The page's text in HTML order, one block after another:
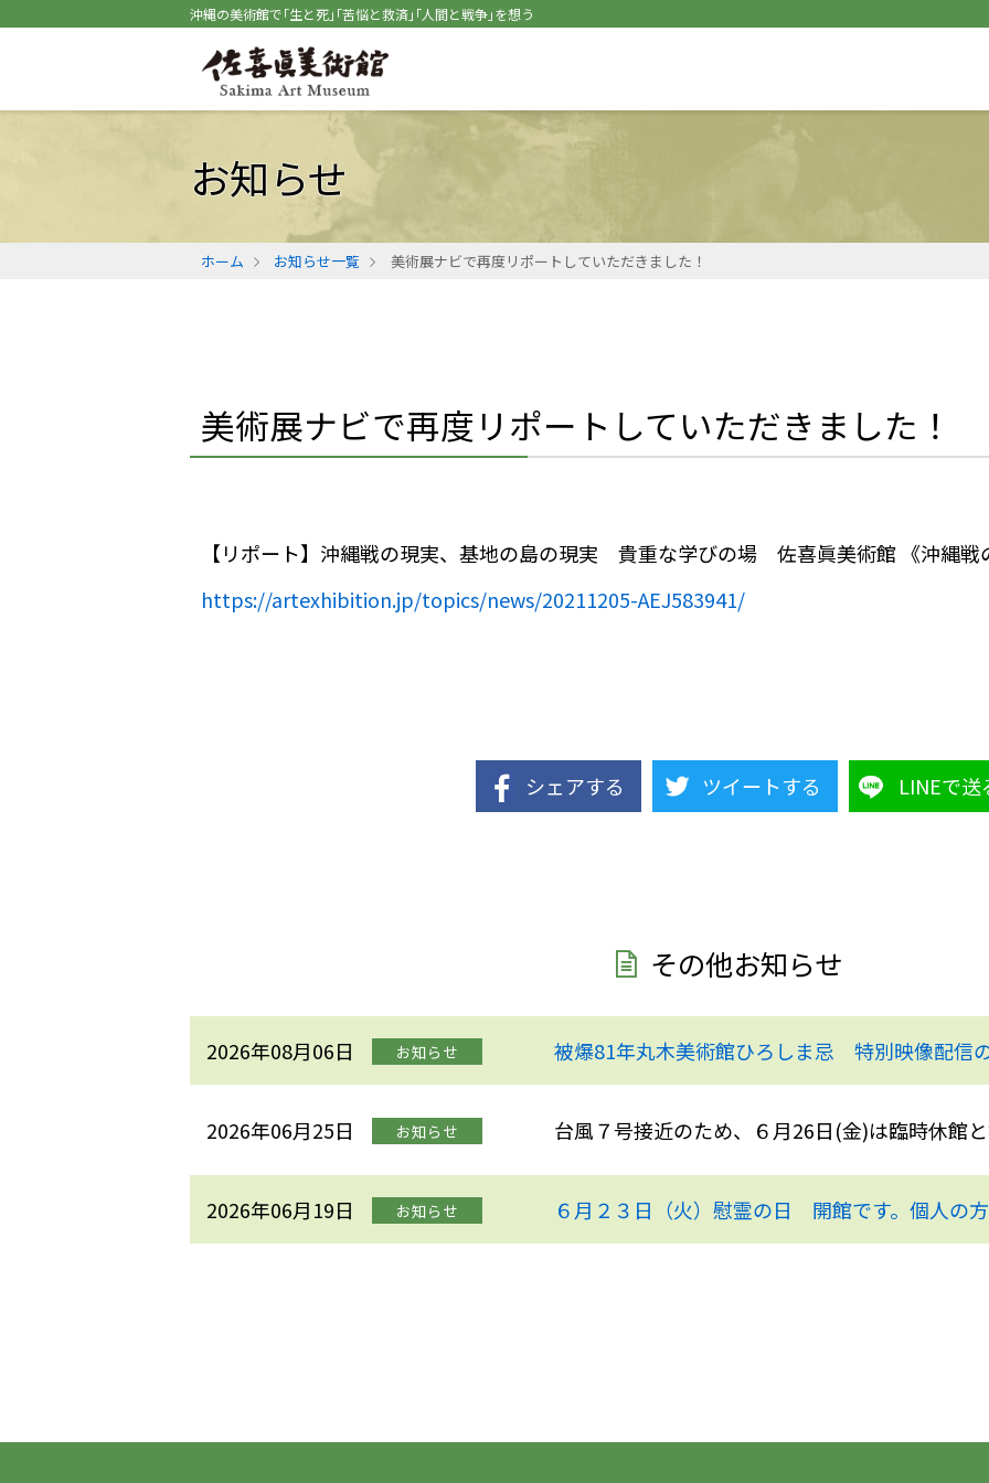
沖縄の美術館で｢生と死｣｢苦悩と救済｣｢人間と戦争｣を想う
お知らせ
ホーム お知らせ一覧 美術展ナビで再度リポートしていただきました！
美術展ナビで再度リポートしていただきました！
【リポート】沖縄戦の現実、基地の島の現実 貴重な学びの場 佐喜眞美術館 《沖縄戦
https://artexhibition.jp/topics/news/20211205-AEJ583941/
シェアする ツイートする LINEで送
その他お知らせ
2026年08月06日 お知らせ 被爆81年丸木美術館ひろしま忌 特別映像配信
2026年06月25日 お知らせ 台風７号接近のため、６月26日(金)は臨時休館
2026年06月19日 お知らせ ６月２３日（火）慰霊の日 開館です。個人の方